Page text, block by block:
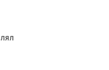
390
(мм): 260